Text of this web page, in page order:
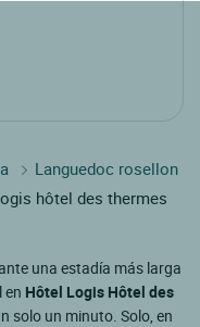
Languedoc rosellon
hôtel des thermes
una estadía más larga
en Hôtel Logis Hôtel des
solo un minuto. Solo, en